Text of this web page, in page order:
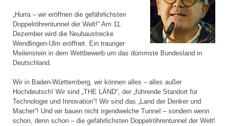
„Hurra – wir eröffnen die gefährlichsten
Doppelröhrentunnel der Welt!“ Am 11.
Dezember wird die Neubaustrecke
Wendlingen-Ulm eröffnet. Ein trauriger
Meilenstein in dem Wettbewerb um das dümmste Bundesland in
Deutschland.
Wir in Baden-Württemberg, wir können alles – alles außer
Hochdeutsch! Wir sind „THE LÄND“, der „führende Standort für
Technologie und Innovation“! Wir sind das „Land der Denker und
Macher“! Und wir bauen nicht irgendwelche Tunnel – sondern wenn
schon, denn schon – die gefährlichsten Doppelröhrentunnel der Welt!